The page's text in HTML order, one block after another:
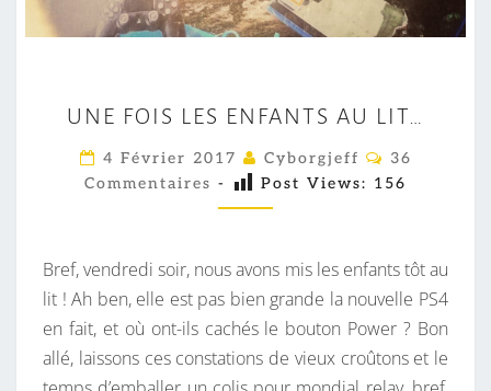
N
E
O
S
L
E
S
UNE FOIS LES ENFANTS AU LIT…
4 Février 2017 Cyborgjeff
C
M
A
I
R
E
36
Commentaires - Post Views: 156
Bref, vendredi soir, nous avons mis les enfants tôt au
lit ! Ah ben, elle est pas bien grande la nouvelle PS4
en fait, et où ont-ils cachés le bouton Power ? Bon
allé, laissons ces constations de vieux croûtons et le